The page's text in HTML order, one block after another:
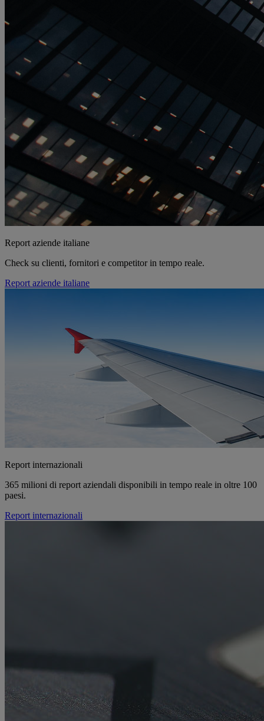
Report aziende italiane
Check su clienti, fornitori e competitor in tempo reale.
Report aziende italiane
Report internazionali
365 milioni di report aziendali disponibili in tempo reale in oltre 100
paesi.
Report internazionali